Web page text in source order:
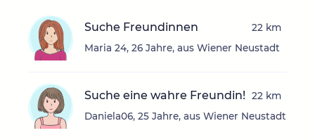
Suche Freundinnen
Maria 24, 26 Jahre, aus Wiener Neustadt
22 km
Suche eine wahre Freundin!
Daniela06, 25 Jahre, aus Wiener Neustadt
22 km